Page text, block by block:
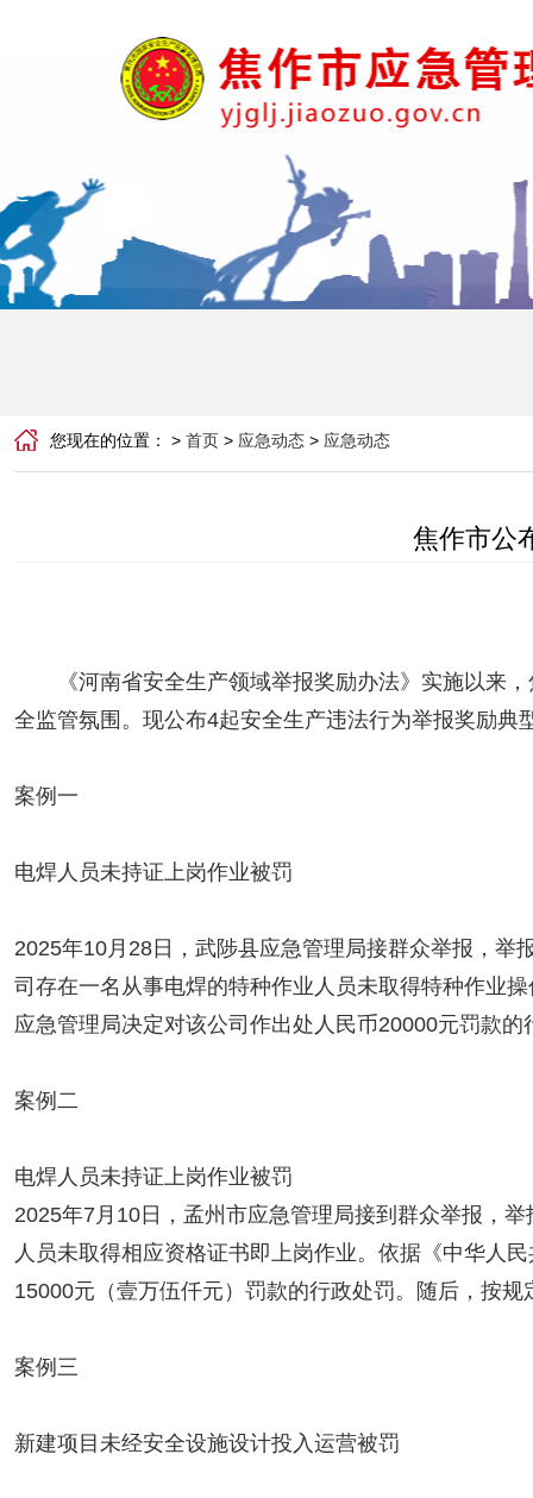
您现在的位置： > 首页 > 应急动态 > 应急动态
焦作市公
《河南省安全生产领域举报奖励办法》实施以来，
全监管氛围。现公布4起安全生产违法行为举报奖励典
案例一
电焊人员未持证上岗作业被罚
2025年10月28日，武陟县应急管理局接群众举报，
司存在一名从事电焊的特种作业人员未取得特种作业
应急管理局决定对该公司作出处人民币20000元罚款
案例二
电焊人员未持证上岗作业被罚
2025年7月10日，孟州市应急管理局接到群众举报，
人员未取得相应资格证书即上岗作业。依据《中华人
15000元（壹万伍仟元）罚款的行政处罚。随后，按
案例三
新建项目未经安全设施设计投入运营被罚